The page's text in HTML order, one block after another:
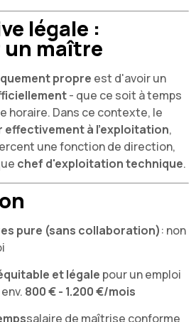
légale :
maître
propre est d'avoir un
- que ce soit à temps
horaire. Dans ce contexte, le
effectivement à l'exploitation,
une fonction de direction,
chef d'exploitation technique.
pure (sans collaboration): non
et légale pour un emploi
800 € - 1.200 €/mois
salaire de maîtrise conforme